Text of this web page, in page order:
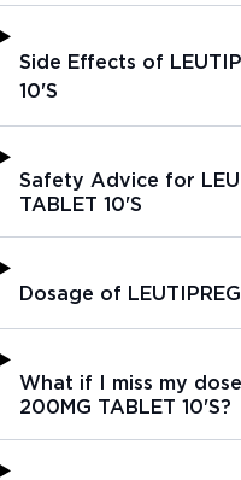
Side Effects of
10'S
Safety Advice for
TABLET 10'S
Dosage of
What if I miss my
200MG TABLET 10'S?